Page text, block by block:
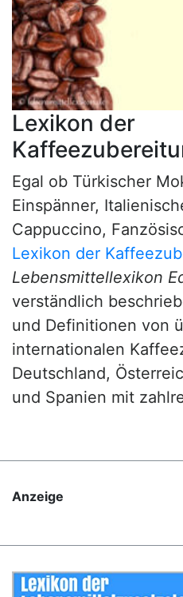
Lexikon der
Egal ob Türkischer
Einspänner,
Cappuccino,
Lexikon der
Lebensmittellexikon
verständlich
und Definitionen von
internationalen
Deutschland,
und Spanien mit
Anzeige